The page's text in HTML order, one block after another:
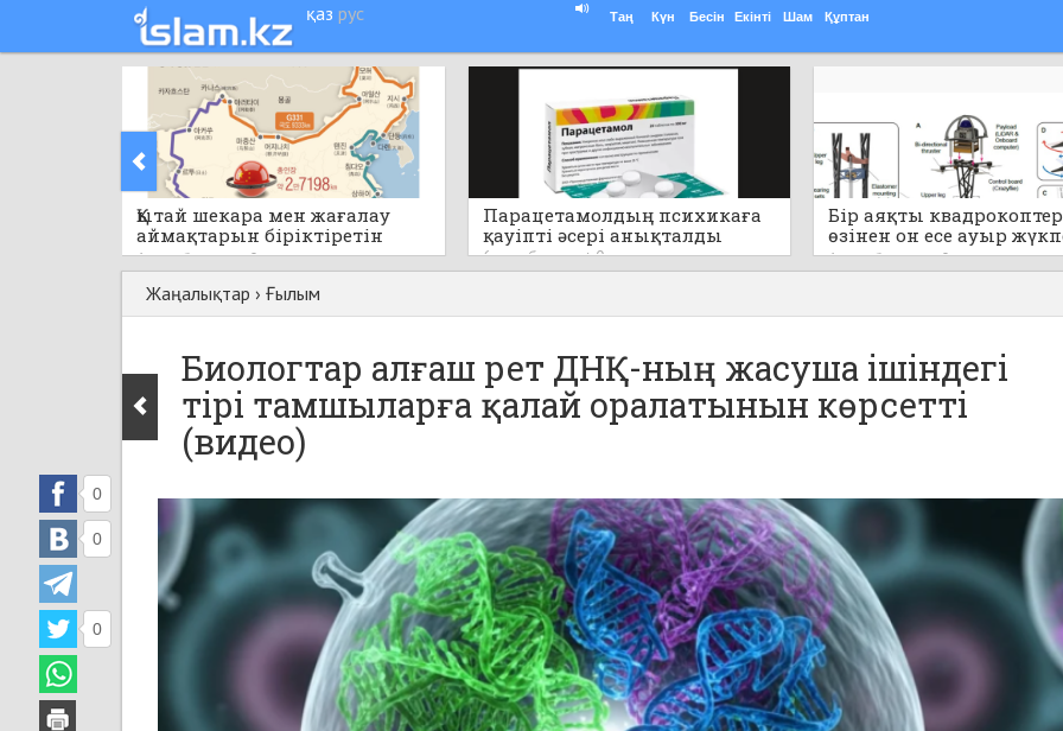
қаз рус Таң Күн Бесін Екінті Шам Құптан
Қытай шекара мен жағалау
аймақтарын біріктіретін
бірегей стратегиялық жобаны
қолға алады
6 сағат бұрын 0
Парацетамолдың психикаға
қауіпті әсері анықталды
6 сағат бұрын 0
Бір аяқты квадрокоптер
өзінен он есе ауыр
секіре алады (видео)
6 сағат бұрын 0
Жаңалықтар › Ғылым
Биологтар алғаш рет ДНҚ-ның жасуша ішіндегі
тірі тамшыларға қалай оралатынын көрсетті
(видео)
0
0
0